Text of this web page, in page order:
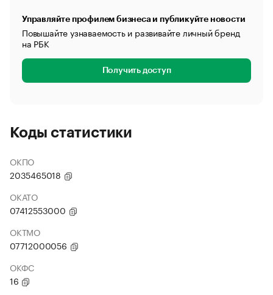
Управляйте профилем бизнеса и публикуйте новости
Повышайте узнаваемость и развивайте личный бренд
на РБК
Получить доступ
Коды статистики
ОКПО
2035465018
ОКАТО
07412553000
ОКТМО
07712000056
ОКФС
16